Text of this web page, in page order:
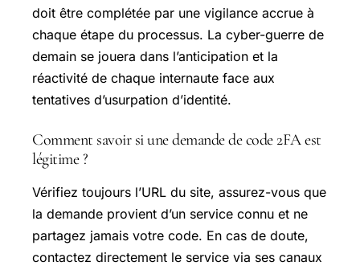
doit être complétée par une vigilance accrue à
chaque étape du processus. La cyber-guerre de
demain se jouera dans l’anticipation et la
réactivité de chaque internaute face aux
tentatives d’usurpation d’identité.
Comment savoir si une demande de code 2FA est
légitime ?
Vérifiez toujours l’URL du site, assurez-vous que
la demande provient d’un service connu et ne
partagez jamais votre code. En cas de doute,
contactez directement le service via ses canaux